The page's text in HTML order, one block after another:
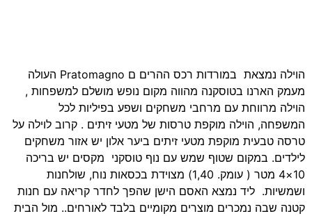
הוילה נמצאת במורדות רכס ההרים ם Pratomagno העולה
מעמק הארנו בטוסקנה מהווה מקום נופש מושלם למשפחות ,
הוילה מרווחת עם מרחבי משחקים ושפע בפיליות לכל
המשפחה, הוילה מוקפת טרסות של מטעי זיתים . קרוב לוילה על
טרסה טבעית מוקפת מטעי זיתים ביער אלון יש אזור משחקים
לילדים. במקום שטוף שמש עם נוף טוסקני מקסים יש בריכה
10×4 מטר ( עומק. 1,40) מצוידת בכסאות נוח, שולחנות
ושמשיות. ליד נמצא האסם הישן שהפך לחדר קריאה עם חנות
קטנה שבה נמכרים מוצרים מקומיים בלבד לאורחים.. מול הבית